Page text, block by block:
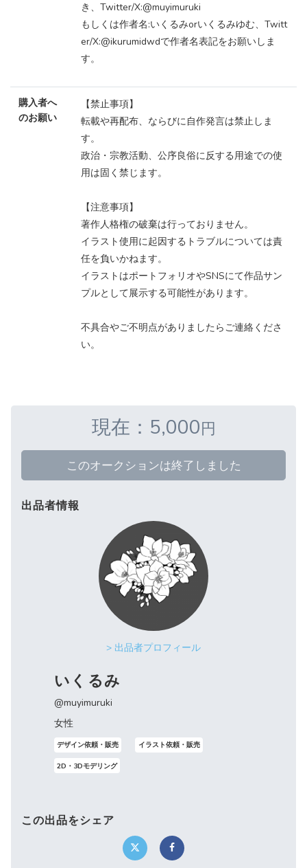
き、Twitter/X:@muyimuruki
もしくは作者名:いくるみorいくるみゆむ、Twitt
er/X:@ikurumidwdで作者名表記をお願いしま
す。
購入者へ
のお願い
【禁止事項】
転載や再配布、ならびに自作発言は禁止しま
す。
政治・宗教活動、公序良俗に反する用途での使
用は固く禁じます。
【注意事項】
著作人格権の破棄は行っておりません。
イラスト使用に起因するトラブルについては責
任を負いかねます。
イラストはポートフォリオやSNSにて作品サン
プルとして展示する可能性があります。
不具合やご不明点がありましたらご連絡くださ
い。
現在：5,000円
このオークションは終了しました
出品者情報
> 出品者プロフィール
いくるみ
@muyimuruki
女性
デザイン依頼・販売 イラスト依頼・販売
2D・3Dモデリング
この出品をシェア